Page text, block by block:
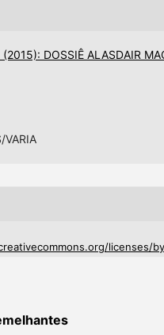
DOSSIÊ ALASDAIR
VARIA
licenses/